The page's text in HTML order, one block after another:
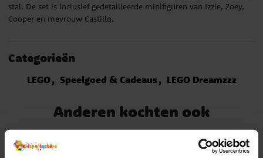
stal. De set is inclusief gedetailleerde minifiguren van Izzie, Zoey,
Cooper en mevrouw Castillo.
Categorieën
LEGO Speelgoed & Cadeaus LEGO Dreamzzz
Anderen kochten ook